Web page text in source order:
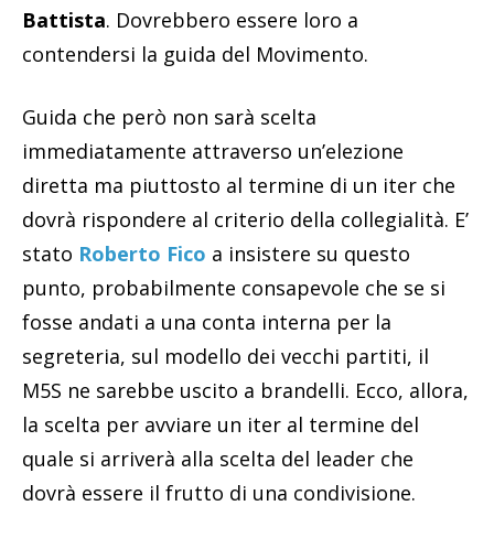
Battista. Dovrebbero essere loro a
contendersi la guida del Movimento.
Guida che però non sarà scelta
immediatamente attraverso un’elezione
diretta ma piuttosto al termine di un iter che
dovrà rispondere al criterio della collegialità. E’
stato Roberto Fico a insistere su questo
punto, probabilmente consapevole che se si
fosse andati a una conta interna per la
segreteria, sul modello dei vecchi partiti, il
M5S ne sarebbe uscito a brandelli. Ecco, allora,
la scelta per avviare un iter al termine del
quale si arriverà alla scelta del leader che
dovrà essere il frutto di una condivisione.